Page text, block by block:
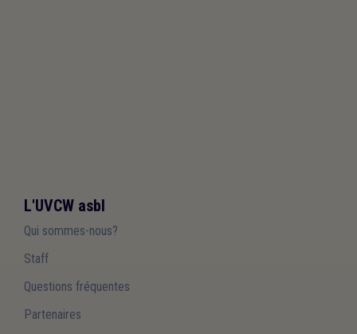
L'UVCW asbl
Qui sommes-nous?
Staff
Questions fréquentes
Partenaires